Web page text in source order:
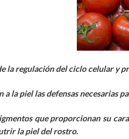
la regulación del ciclo celular y
la piel las defensas necesarias
que proporcionan su
la piel del rostro.